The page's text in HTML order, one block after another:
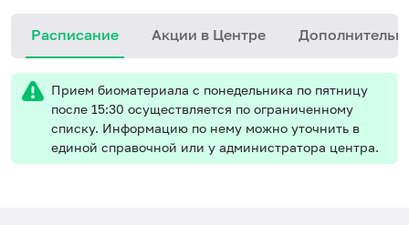
Расписание Акции в Центре
Прием биоматериала с понедельника по пятницу
после 15:30 осуществляется по ограниченному
списку. Информацию по нему можно уточнить в
единой справочной или у администратора центра.